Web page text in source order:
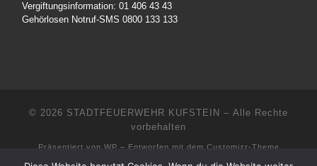
Vergiftungsinformation: 01 406 43 43
Gehörlosen Notruf-SMS 0800 133 133
© 2026 STADTFEUERWEHR KUFSTEIN – Alle Rechte
vorbehalten
Präsentiert von WP – Entworfen mit dem Customizr-Theme